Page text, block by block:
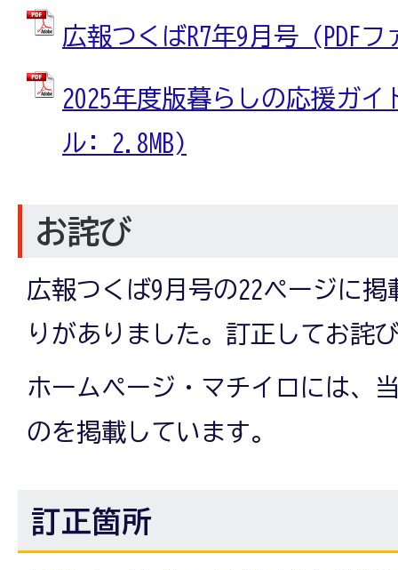
広報つくばR7年9月号 (PDF
2025年度版暮らしの応援ガイ
ル: 2.8MB)
お詫び
広報つくば9月号の22ページに
りがありました。訂正してお詫
ホームページ・マチイロには、
のを掲載しています。
訂正箇所